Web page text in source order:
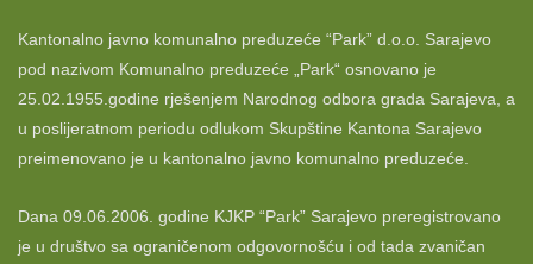
Kantonalno javno komunalno preduzeće “Park” d.o.o. Sarajevo
pod nazivom Komunalno preduzeće „Park“ osnovano je
25.02.1955.godine rješenjem Narodnog odbora grada Sarajeva, a
u poslijeratnom periodu odlukom Skupštine Kantona Sarajevo
preimenovano je u kantonalno javno komunalno preduzeće.
Dana 09.06.2006. godine KJKP “Park” Sarajevo preregistrovano
je u društvo sa ograničenom odgovornošću i od tada zvaničan